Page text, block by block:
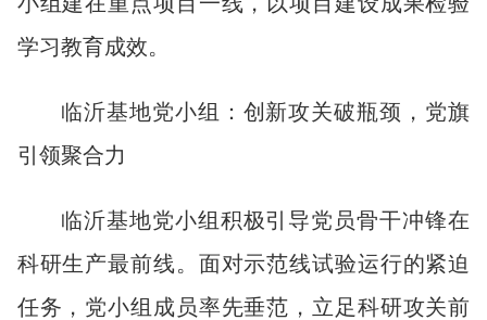
学习教育成效。
临沂基地党小组 ： 创新攻关破瓶颈，党旗
引领聚合力
临沂基地党小组积极引导党员骨干冲锋在
科研生产最前线。面对示范线试验运行的紧迫
任务，党小组成员率先垂范，立足科研攻关前